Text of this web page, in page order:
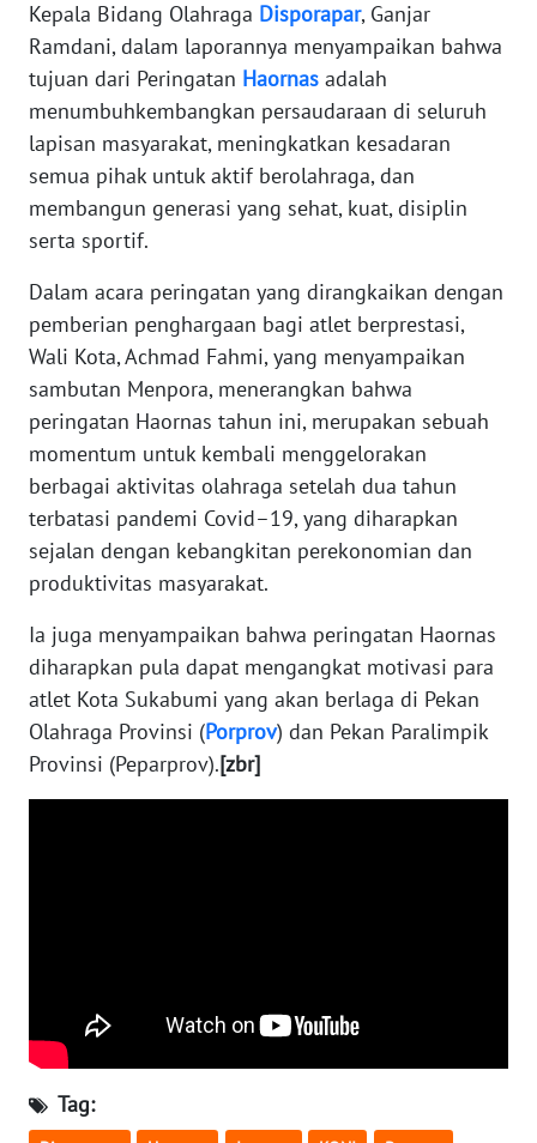
Kepala Bidang Olahraga Disporapar, Ganjar
Ramdani, dalam laporannya menyampaikan bahwa
tujuan dari Peringatan Haornas adalah
menumbuhkembangkan persaudaraan di seluruh
lapisan masyarakat, meningkatkan kesadaran
semua pihak untuk aktif berolahraga, dan
membangun generasi yang sehat, kuat, disiplin
serta sportif.
Dalam acara peringatan yang dirangkaikan dengan
pemberian penghargaan bagi atlet berprestasi,
Wali Kota, Achmad Fahmi, yang menyampaikan
sambutan Menpora, menerangkan bahwa
peringatan Haornas tahun ini, merupakan sebuah
momentum untuk kembali menggelorakan
berbagai aktivitas olahraga setelah dua tahun
terbatasi pandemi Covid–19, yang diharapkan
sejalan dengan kebangkitan perekonomian dan
produktivitas masyarakat.
Ia juga menyampaikan bahwa peringatan Haornas
diharapkan pula dapat mengangkat motivasi para
atlet Kota Sukabumi yang akan berlaga di Pekan
Olahraga Provinsi (Porprov) dan Pekan Paralimpik
Provinsi (Peparprov).[zbr]
Tag:
PAPUA
WN
PAPUA
BARAT
RIAU
WN
SERAMBI
WN
SULTRA
WN
NTB
WN
SULTENG
WN
WN
SUMSEL